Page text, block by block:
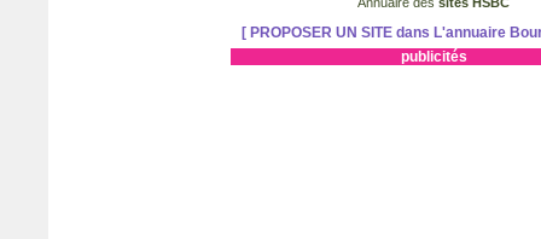
[ PROPOSER UN SITE dans L'annuaire
publicités